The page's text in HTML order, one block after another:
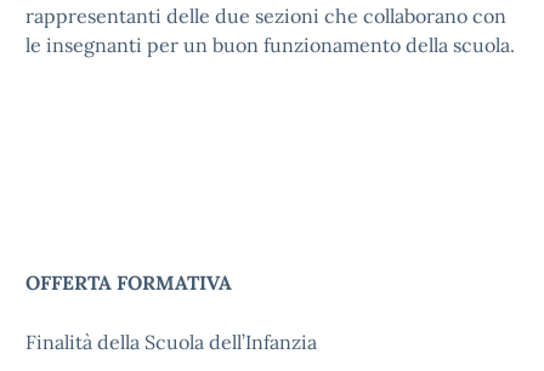
rappresentanti delle due sezioni che collaborano con
le insegnanti per un buon funzionamento della scuola.
OFFERTA FORMATIVA
Finalità della Scuola dell’Infanzia